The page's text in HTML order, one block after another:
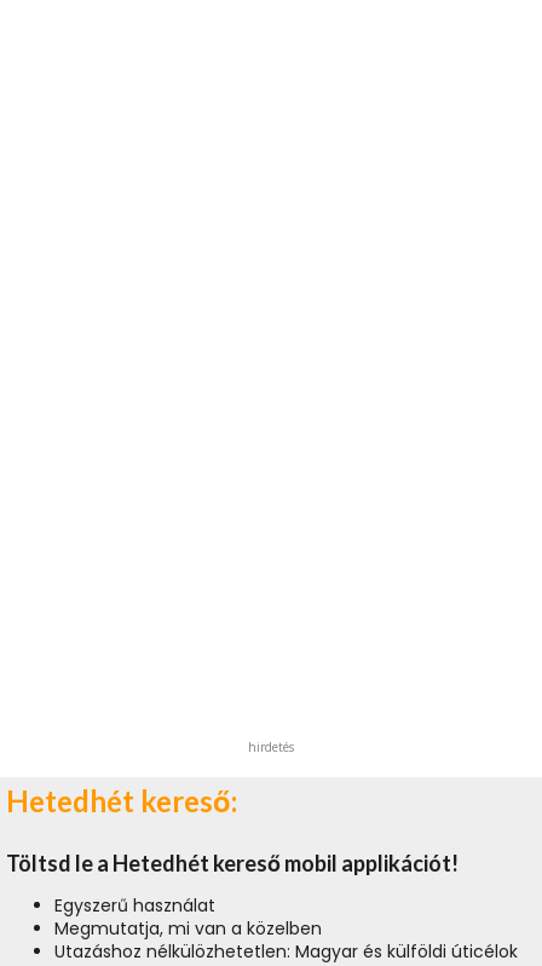
hirdetés
Hetedhét kereső:
Töltsd le a Hetedhét kereső mobil applikációt!
Egyszerű használat
Megmutatja, mi van a közelben
Utazáshoz nélkülözhetetlen: Magyar és külföldi úticélok